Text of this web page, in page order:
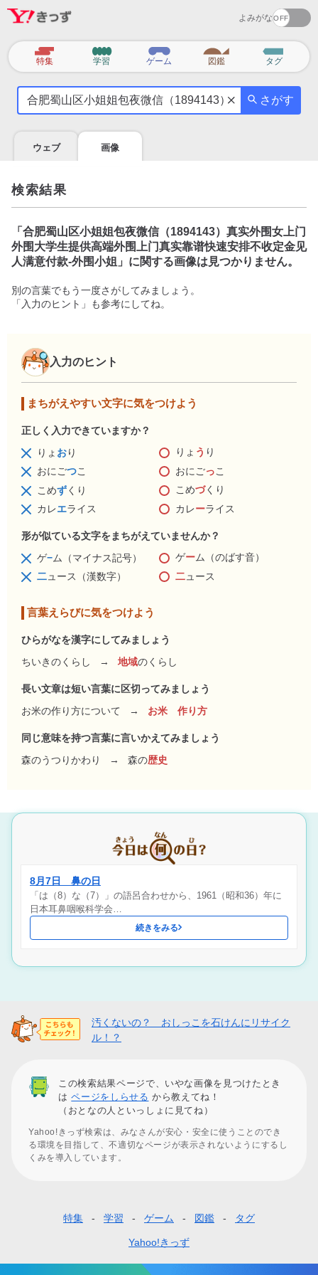
よみがな
カ
テ
特集 学習 ゲーム 図鑑 タグ
気
を
調
べ
よ
う
さがす
ウェブ 画像
検索結果
「 合肥蜀山区小姐姐包夜微信（1894143）真实外围女上门
外围大学生提供高端外围上门真实靠谱快速安排不收定金见
人满意付款-外围小姐 」に関する画像は見つかりません。
別の言葉でもう一度さがしてみましょう。
「入力のヒント」も参考にしてね。
入力のヒント
まちがえやすい文字に気をつけよう
正しく入力できていますか？
りょ おり りょ う り
おにごつこ おにごっこ
こめずくり こめづくり
カレエライス カレーライス
形が似ている文字をまちがえていませんか？
ゲ−ム（マイナス記号） ゲーム（のばす音）
二ュース（漢数字） 二ュース
言葉えらびに気をつけよう
ひらがなを漢字にしてみましょう
ちいきのくらし
→ 地域のくらし
長い文章は短い言葉に区切ってみましょう
お米の作り方について
→ お米 作り方
同じ意味を持つ言葉に言いかえてみましょう
森のうつりかわり
→ 森の歴史
8月7日 鼻の日
「は（8）な（7）」の語呂合わせから、1961（昭和36）年に
日本耳鼻咽喉科学会…
続きをみる
汚くないの？ おしっこを石けんにリサイク
ル！？
この検索結果ページで、いやな画像を見つけたとき
はページをしらせる から教えてね！
（おとなの人といっしょに見てね）
Yahoo!きっず検索は、みなさんが安心・安全に使うことのでき
る環境を目指して、不適切なページが表示されないようにするし
くみを導入しています。
タ
特集 学習 ゲーム 図鑑 タグ
Yahoo!きっず